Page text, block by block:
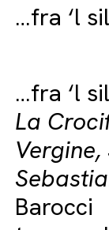
…fra ‘l
…fra ‘l
La
Barocci